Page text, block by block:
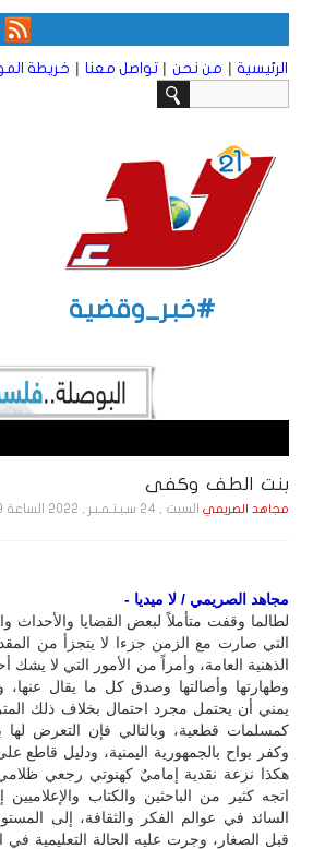
الرئيسية | من نحن | تواصل معنا | خريطة
#خبر_وقضية
بنت الطف وكفى
مجاهد الصريمي السبت , 24 سـبـتـمـبـر , 2022 الساعة 7:21:39 PM
مجاهد الصريمي / لا ميديا -
لطالما وقفت متأملاً لبعض القضايا والأحداث
التي صارت مع الزمن جزءا لا يتجزأ من
الذهنية العامة، وأمراً من الأمور التي لا يشك
وطهارتها وأصالتها وصدق كل ما يقال
يمني أن يحتمل مجرد احتمال بخلاف ذلك
كمسلمات قطعية، وبالتالي فإن التعرض لها
وكفر بواح بالجمهورية اليمنية، ودليل قاطع
هكذا نزعة نقدية إماميٌ كهنوتي رجعي
اتجه كثير من الباحثين والكتاب
السائد في عوالم الفكر والثقافة، إلى
قبل الصغار، وجرت عليه الحالة التعليمية في